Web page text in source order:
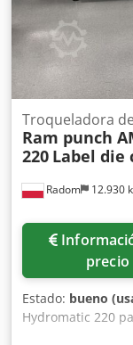
Radom 12.930
Troqueladora
Ram punch
220 Label die
Información de
precio
Estado: bueno
Hydromatic 220
fabricada en